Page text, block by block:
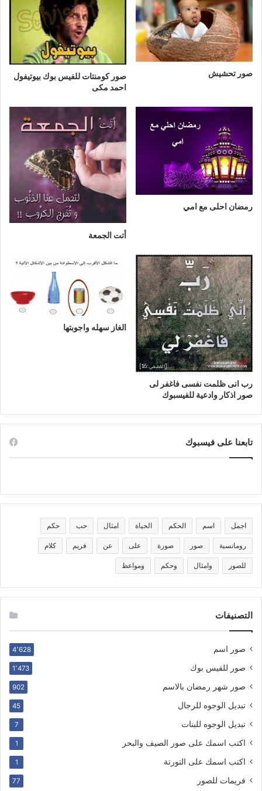
صور تحشيش
صور كومنتات للفيس بوك بيوتيفول
احمد مكى
رمضان احلى مع امي
أتت الجمعة
رب انى ظلمت نفسى فاغفر لى
صور اذكار وادعية للفيسبوك
الغاز سهله واجوبتها
تابعنا على فيسبوك
اجمل اسم الحكم الحياة امثال حب حكم
رومانسية صور صورة على عن فريم كلام
للصور وامثال وحكم ومواعظ
التصنيفات
صور اسم 4٬628
صور للفيس بوك 1٬473
صور شهر رمضان بالاسم 902
تبديل الوجوه للرجال 45
تبديل الوجوه للبنات 7
اكتب اسمك على صور الصيف والبحر 1
اكتب اسمك على التورتة 1
فريمات للصور 77